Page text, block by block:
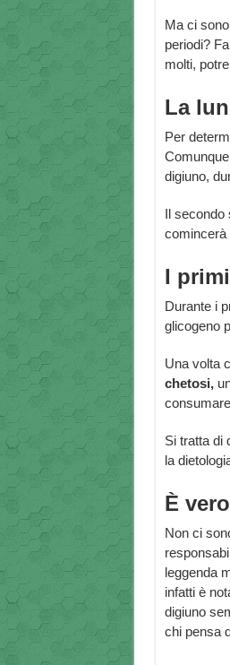
Ma ci
periodi?
molti,
La
Per
digiuno,
Il secondo
comincerà
I
Durante i
glicogeno
Una volta
chetosi,
Si tratta di
la
È
Non ci
leggenda
infatti è
digiuno
chi pensa